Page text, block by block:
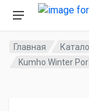
Главная
Kumho Winter